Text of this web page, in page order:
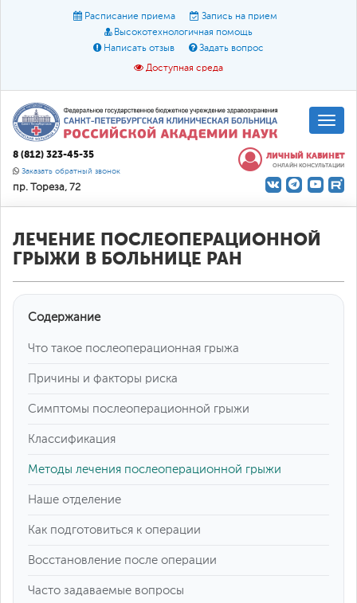
Расписание приема
Запись на прием
Высокотехнологичная помощь
Написать отзыв
Задать вопрос
Доступная среда
Размер шрифта: A A A
Цвет:
О доступной среде
8 (812) 323-45-35
Заказать обратный звонок
пр. Тореза, 72
ЛИЧНЫЙ КАБИНЕТ
ОНЛАЙН КОНСУЛЬТАЦИИ
ЛЕЧЕНИЕ ПОСЛЕОПЕРАЦИОННОЙ
ГРЫЖИ В БОЛЬНИЦЕ РАН
Содержание
Что такое послеоперационная грыжа
Причины и факторы риска
Симптомы послеоперационной грыжи
Классификация
Методы лечения послеоперационной грыжи
Наше отделение
Как подготовиться к операции
Восстановление после операции
Часто задаваемые вопросы